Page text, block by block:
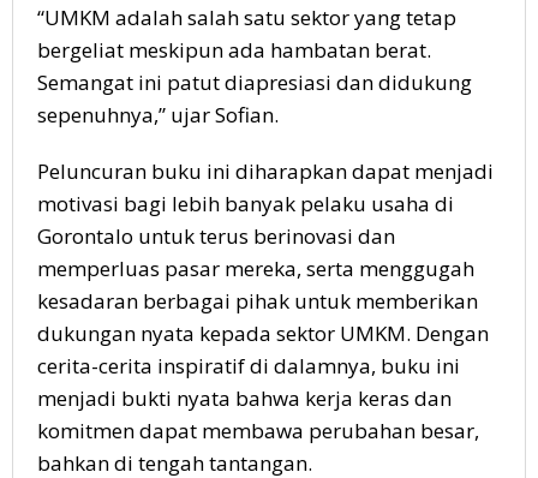
“UMKM adalah salah satu sektor yang tetap
bergeliat meskipun ada hambatan berat.
Semangat ini patut diapresiasi dan didukung
sepenuhnya,” ujar Sofian.
Peluncuran buku ini diharapkan dapat menjadi
motivasi bagi lebih banyak pelaku usaha di
Gorontalo untuk terus berinovasi dan
memperluas pasar mereka, serta menggugah
kesadaran berbagai pihak untuk memberikan
dukungan nyata kepada sektor UMKM. Dengan
cerita-cerita inspiratif di dalamnya, buku ini
menjadi bukti nyata bahwa kerja keras dan
komitmen dapat membawa perubahan besar,
bahkan di tengah tantangan.